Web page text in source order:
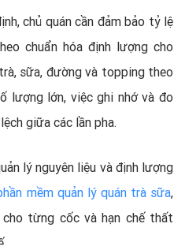
chủ quán cần đảm bảo tỷ lệ
chuẩn hóa định lượng cho
sữa, đường và topping theo
lượng lớn, việc ghi nhớ và đo
giữa các lần pha.
lý nguyên liệu và định lượng
mềm quản lý quán trà sữa,
từng cốc và hạn chế thất